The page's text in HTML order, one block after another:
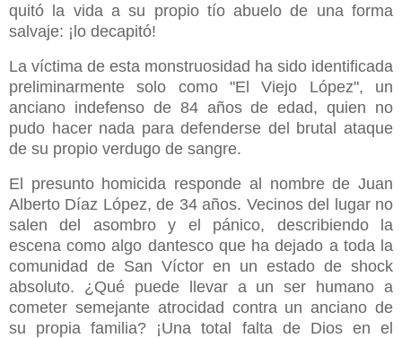
quitó la vida a su propio tío abuelo de una forma
salvaje: ¡lo decapitó!
La víctima de esta monstruosidad ha sido identificada
preliminarmente solo como "El Viejo López", un
anciano indefenso de 84 años de edad, quien no
pudo hacer nada para defenderse del brutal ataque
de su propio verdugo de sangre.
El presunto homicida responde al nombre de Juan
Alberto Díaz López, de 34 años. Vecinos del lugar no
salen del asombro y el pánico, describiendo la
escena como algo dantesco que ha dejado a toda la
comunidad de San Víctor en un estado de shock
absoluto. ¿Qué puede llevar a un ser humano a
cometer semejante atrocidad contra un anciano de
su propia familia? ¡Una total falta de Dios en el